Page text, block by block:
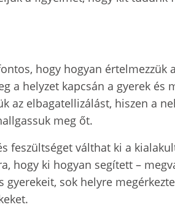
hogy hogyan
a helyzet kapcsán a gyerek
az elbagatellizálást, hiszen a
meg őt.
válthat ki a
hogy ki hogyan segített –
sok helyre